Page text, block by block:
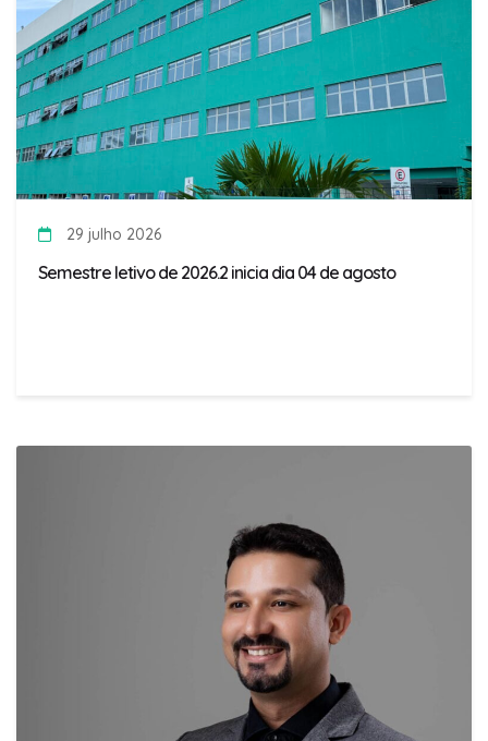
29 julho 2026
Semestre letivo de 2026.2 inicia dia 04 de agosto